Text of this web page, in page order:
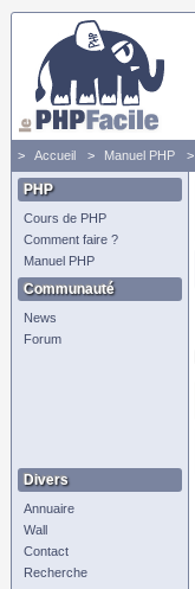
Accueil Manuel PHP
PHP
Cours de PHP
Comment faire ?
Manuel PHP
Communauté
News
Forum
Divers
Annuaire
Wall
Contact
Recherche